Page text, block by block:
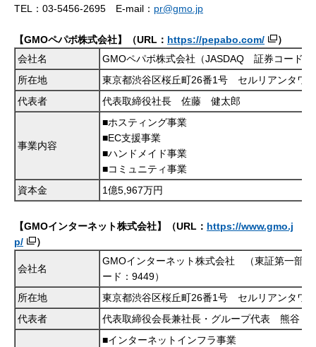
TEL：03-5456-2695 E-mail： pr@gmo.jp
【GMOペパボ株式会社】（URL： https://pepabo.com/
）
会社名
GMOペパボ株式会社（JASDAQ 証券コード：
所在地
東京都渋谷区桜丘町26番1号 セルリアンタワー
代表者
代表取締役社長 佐藤 健太郎
事業内容
■ホスティング事業
■EC支援事業
■ハンドメイド事業
■コミュニティ事業
資本金
1億5,967万円
【GMOインターネット株式会社】 （URL： https://www.gmo.j
p/
）
会社名
GMOインターネット株式会社 （東証第一部
ード：9449）
所在地
東京都渋谷区桜丘町26番1号 セルリアンタワー
代表者
代表取締役会長兼社長・グループ代表 熊谷
■インターネットインフラ事業